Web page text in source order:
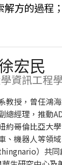
方的過程
宏民
資訊工程
教授，曾任鴻
總經理，推動
約哥倫比亞大
、機器人等領
）共同